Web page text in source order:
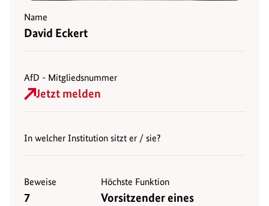
Name
David Eckert
AfD - Mitgliedsnummer
Jetzt melden
In welcher Institution sitzt er / sie?
Beweise
7
Höchste Funktion
Vorsitzender eines